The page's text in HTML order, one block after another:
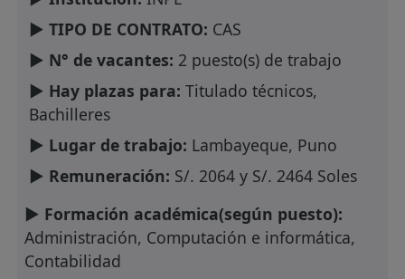
► TIPO DE CONTRATO: CAS
► N° de vacantes: 2 puesto(s) de trabajo
► Hay plazas para: Titulado técnicos,
Bachilleres
► Lugar de trabajo: Lambayeque, Puno
► Remuneración: S/. 2064 y S/. 2464 Soles
► Formación académica(según puesto):
Administración, Computación e informática,
Contabilidad